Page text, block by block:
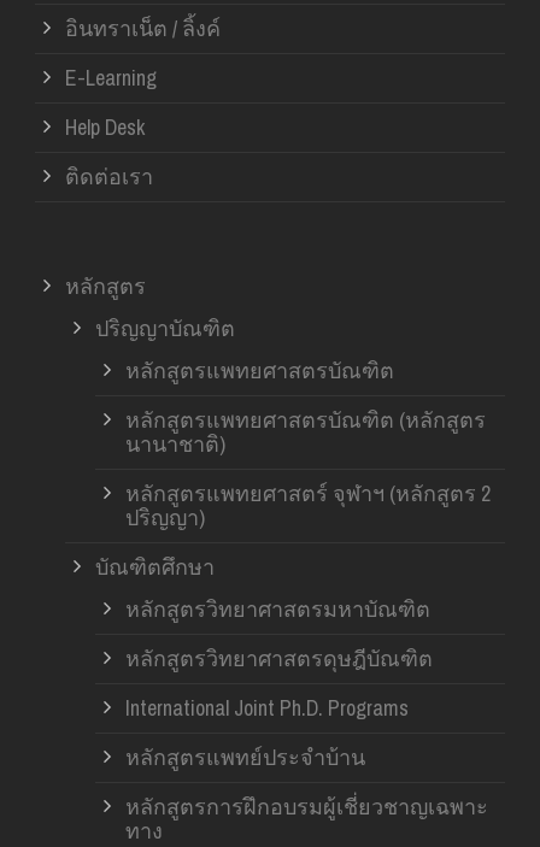
อินทราเน็ต / ลิ้งค์
E-Learning
Help Desk
ติดต่อเรา
หลักสูตร
ปริญญาบัณฑิต
หลักสูตรแพทยศาสตรบัณฑิต
หลักสูตรแพทยศาสตรบัณฑิต (หลักสูตร
นานาชาติ)
หลักสูตรแพทยศาสตร์ จุฬาฯ (หลักสูตร 2
ปริญญา)
บัณฑิตศึกษา
หลักสูตรวิทยาศาสตรมหาบัณฑิต
หลักสูตรวิทยาศาสตรดุษฎีบัณฑิต
International Joint Ph.D. Programs
หลักสูตรแพทย์ประจำบ้าน
หลักสูตรการฝึกอบรมผู้เชี่ยวชาญเฉพาะ
ทาง